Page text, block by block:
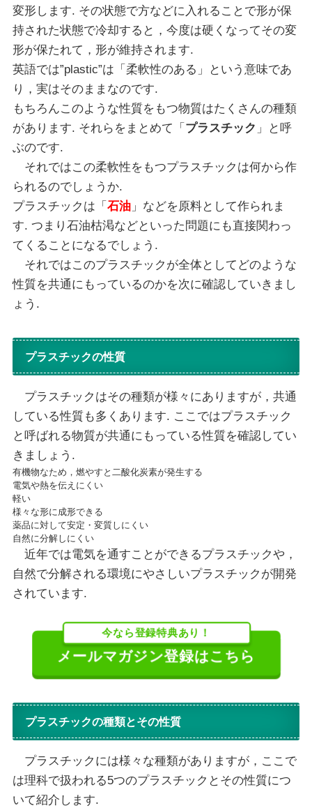
変形します. その状態で方などに入れることで形が保
持された状態で冷却すると，今度は硬くなってその変
形が保たれて，形が維持されます.
英語では”plastic”は「柔軟性のある」という意味であ
り，実はそのままなのです.
もちろんこのような性質をもつ物質はたくさんの種類
があります. それらをまとめて「 プラスチック 」と呼
ぶのです.
それではこの柔軟性をもつプラスチックは何から作
られるのでしょうか.
プラスチックは「 石油」などを原料として作られま
す. つまり石油枯渇などといった問題にも直接関わっ
てくることになるでしょう.
それではこのプラスチックが全体としてどのような
性質を共通にもっているのかを次に確認していきまし
ょう.
プラスチックの性質
プラスチックはその種類が様々にありますが，共通
している性質も多くあります. ここではプラスチック
と呼ばれる物質が共通にもっている性質を確認してい
きましょう.
有機物なため，燃やすと二酸化炭素が発生する
電気や熱を伝えにくい
軽い
様々な形に成形できる
薬品に対して安定・変質しにくい
自然に分解しにくい
近年では電気を通すことができるプラスチックや，
自然で分解される環境にやさしいプラスチックが開発
されています.
今なら登録特典あり！
メールマガジン登録はこちら
プラスチックの種類とその性質
プラスチックには様々な種類がありますが，ここで
は理科で扱われる5つのプラスチックとその性質につ
いて紹介します.